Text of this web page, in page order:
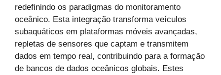
redefinindo os paradigmas do monitoramento
oceânico. Esta integração transforma veículos
subaquáticos em plataformas móveis avançadas,
repletas de sensores que captam e transmitem
dados em tempo real, contribuindo para a formação
de bancos de dados oceânicos globais. Estes